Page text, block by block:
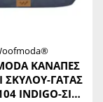
ΚΑΝΑΠΕΣ
ΣΚΥΛΟΥ-ΓΑΤΑΣ
INDIGO-ΣΙΕΛ